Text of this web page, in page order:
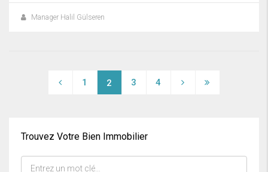
Manager Halil Gülseren
1 2 3 4
Trouvez Votre Bien Immobilier